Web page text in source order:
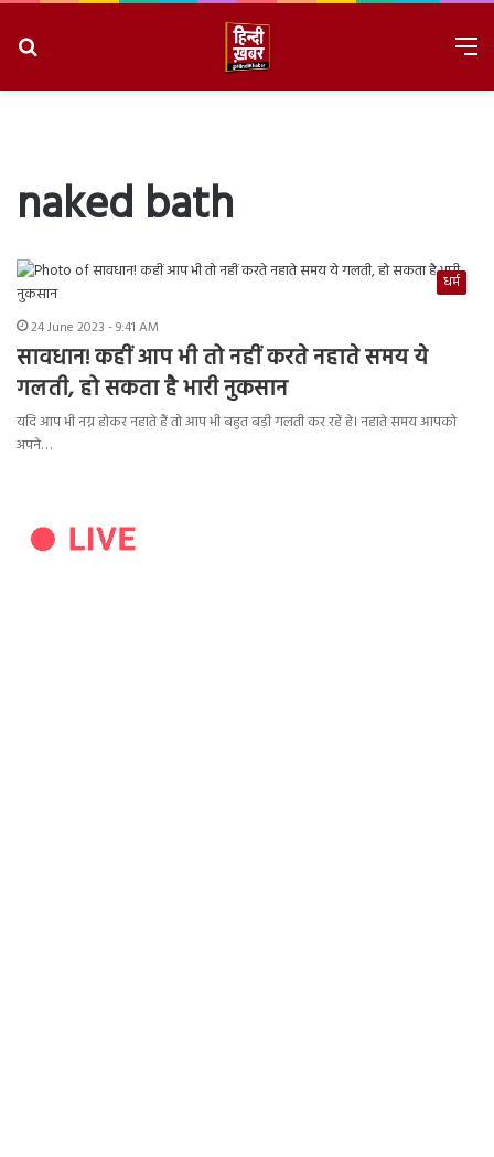
naked bath
धर्म
24 June 2023 - 9:41 AM
सावधान! कहीं आप भी तो नहीं करते नहाते समय ये
गलती, हो सकता है भारी नुकसान
यदि आप भी नग्न होकर नहाते हैं तो आप भी बहुत बड़ी गलती कर रहें हे। नहाते समय आपको
अपने…